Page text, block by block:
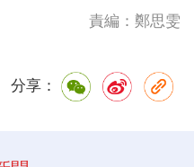
責編：鄭思雯
分享：